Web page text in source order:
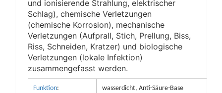
und ionisierende Strahlung, elektrischer
Schlag), chemische Verletzungen
(chemische Korrosion), mechanische
Verletzungen (Aufprall, Stich, Prellung, Biss,
Riss, Schneiden, Kratzer) und biologische
Verletzungen (lokale Infektion)
zusammengefasst werden.
Funktion: wasserdicht, Anti-Säure-Base